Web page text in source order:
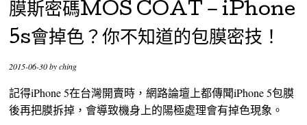
膜斯密碼MOS COAT – iPhone
5s會掉色？你不知道的包膜密技！
2015-06-30byching
記得iPhone 5在台灣開賣時，網路論壇上都傳聞iPhone 5包膜
後再把膜拆掉，會導致機身上的陽極處理會有掉色現象。